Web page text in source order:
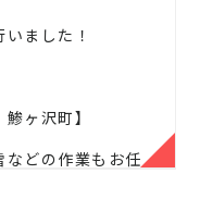
応しております
、もみの木、どん
ました！
ヶ沢町】
どの作業もお任